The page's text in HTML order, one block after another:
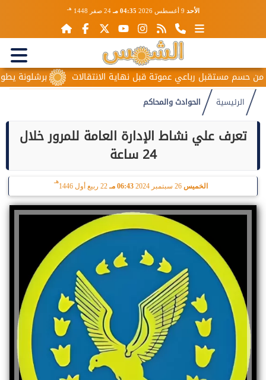
الأحد 04:35 مـ 24 صفر 1448 هـ
برشلونة يطور مستقبل رباعي عموتة قبل نهاية الانتقالات
الرئيسية الحوادث والمحاكم
تعرف علي نشاط الإدارة العامة للمرور خلال
24 ساعة
الخميس 26 سبتمبر 2024 06:43 مـ 22 ربيع أول 1446
هـ